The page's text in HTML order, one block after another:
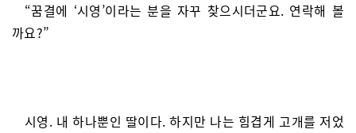
“꿈결에 ‘시영’이라는 분을 자꾸 찾으시더군요. 연락해 볼
까요?”
시영. 내 하나뿐인 딸이다. 하지만 나는 힘겹게 고개를 저었